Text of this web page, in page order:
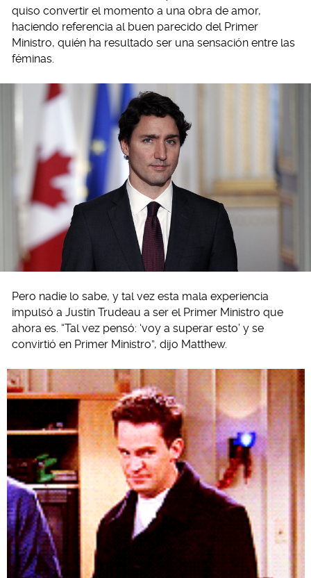
quiso convertir el momento a una obra de amor,
haciendo referencia al buen parecido del Primer
Ministro, quién ha resultado ser una sensación entre las
féminas.
Pero nadie lo sabe, y tal vez esta mala experiencia
impulsó a Justin Trudeau a ser el Primer Ministro que
ahora es. “Tal vez pensó: ‘voy a superar esto’ y se
convirtió en Primer Ministro”, dijo Matthew.